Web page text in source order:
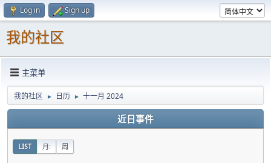
Log in Sign up
我的社区
主菜单
我的社区 ► 日历 ► 十一月 2024
近日事件
LIST 月: 周